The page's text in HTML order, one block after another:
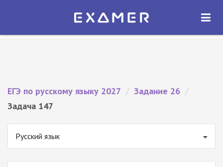
Экзамер — ЕГЭ 2027
ОТКРЫТЬ
ЕГЭ по русскому языку 2027 / Задание 26 /
Задача 147
Русский язык